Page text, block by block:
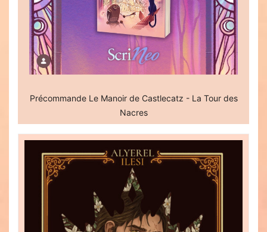
Précommande Le Manoir de Castlecatz - La Tour des
Nacres